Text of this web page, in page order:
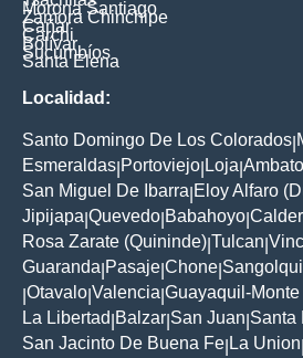
Morona Santiago
Zamora Chinchipe
Cañar
Carchi
Bolívar
Sucumbíos
Santa Elena
Localidad:
Santo Domingo De Los Colorados
Esmeraldas Portoviejo Loja Ambato
San Miguel De Ibarra Eloy Alfaro
Jipijapa Quevedo Babahoyo
Rosa Zarate (Quininde) Tulcan
Guaranda Pasaje Chone Sangolqui
Otavalo Valencia Guayaquil-
La Libertad Balzar San Juan Santa
San Jacinto De Buena Fe La Union